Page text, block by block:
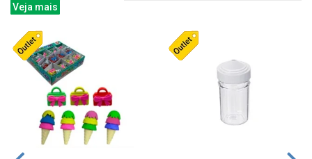
Veja mais